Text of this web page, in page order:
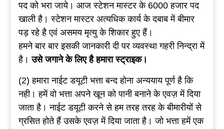
पद को भरा जाये। आज स्टेशन मास्टर के 6000 हजार पद
खाली है। स्टेशन मास्टर अत्यधिक कार्य के दबाब में बीमार
पड़ रहे है एवं असमय मृत्यु के शिकार हुए हैं।
हमने बार बार इसकी जानकारी दी पर व्यवस्था गहरी निन्द्रा में
है।उसे जगाने के लिए है हमारा स्ट्राइक।
(2) हमारा नाईट डयूटी भत्ता बन्द होना अन्ययाय पूर्ण है कि
नही। हमें वो भत्ता अपने खून को पानी बनाने के एवज़ में दिया
जाता है। नाईट डयूटी करने से हम तरह तरह के बीमारीयों से
ग्रसित होते हैं उसके एवज़ में दिया जाता है। जो भत्ता हमें एक